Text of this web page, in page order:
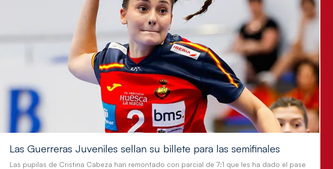
Las Guerreras Juveniles sellan su billete para las semifinales
Las pupilas de Cristina Cabeza han remontado con parcial de 7:1 que les ha dado el pase